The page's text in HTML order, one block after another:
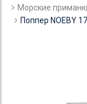
Морские
Поппер NOEBY